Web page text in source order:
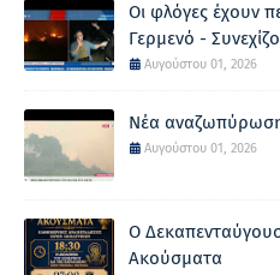
Οι φλόγες έχουν
Γερμενό -
Αυγούστου 01, 2026
Νέα
Αυγούστου 01, 2026
Ο
Ακούσματα